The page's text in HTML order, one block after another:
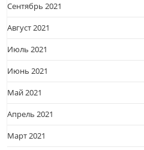
Сентябрь 2021
Август 2021
Июль 2021
Июнь 2021
Май 2021
Апрель 2021
Март 2021